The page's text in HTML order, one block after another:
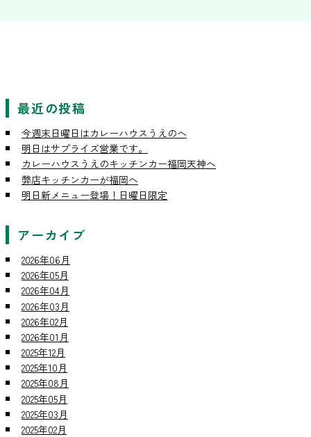
最近の投稿
今週末日曜日はカレーハウスうえのへ
明日はサプライズ営業です。
カレーハウスうえのキッチンカー福岡天神へ
弊店キッチンカーが福岡へ
明日新メニュー登場！日曜日限定
アーカイブ
2026年06月
2026年05月
2026年04月
2026年03月
2026年02月
2026年01月
2025年12月
2025年10月
2025年08月
2025年05月
2025年03月
2025年02月